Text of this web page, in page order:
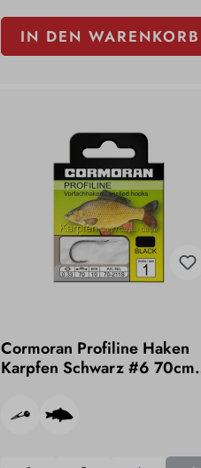
IN DEN WARENKORB
Cormoran Profiline Haken
Karpfen Schwarz #6 70cm